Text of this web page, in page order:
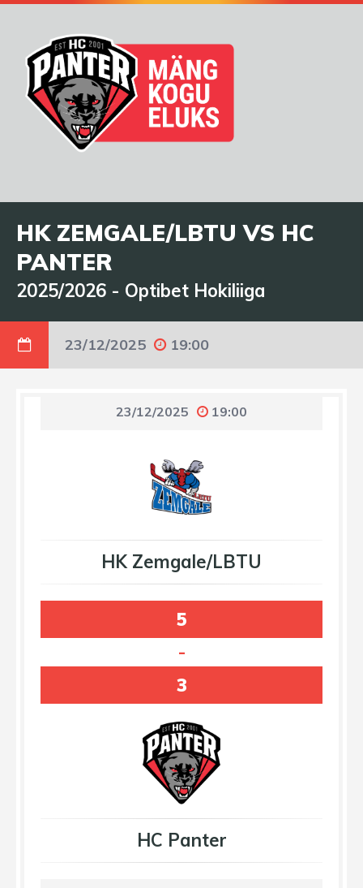
HK ZEMGALE/LBTU VS HC
PANTER
2025/2026 - Optibet Hokiliiga
23/12/2025 19:00
23/12/2025 19:00
HK Zemgale/LBTU
5
-
3
HC Panter